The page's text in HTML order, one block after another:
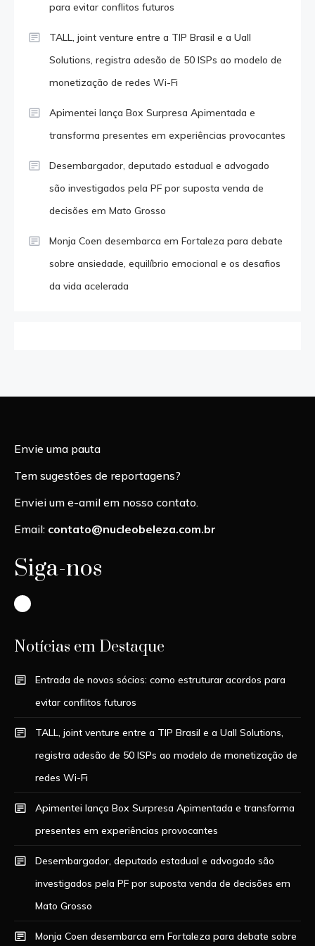
para evitar conflitos futuros
TALL, joint venture entre a TIP Brasil e a Uall
Solutions, registra adesão de 50 ISPs ao modelo de
monetização de redes Wi-Fi
Apimentei lança Box Surpresa Apimentada e
transforma presentes em experiências provocantes
Desembargador, deputado estadual e advogado
são investigados pela PF por suposta venda de
decisões em Mato Grosso
Monja Coen desembarca em Fortaleza para debate
sobre ansiedade, equilíbrio emocional e os desafios
da vida acelerada
Envie uma pauta
Tem sugestões de reportagens?
Enviei um e-amil em nosso contato.
Email: contato@nucleobeleza.com.br
Siga-nos
Instagram
Notícias em Destaque
Entrada de novos sócios: como estruturar acordos para
evitar conflitos futuros
TALL, joint venture entre a TIP Brasil e a Uall Solutions,
registra adesão de 50 ISPs ao modelo de monetização de
redes Wi-Fi
Apimentei lança Box Surpresa Apimentada e transforma
presentes em experiências provocantes
Desembargador, deputado estadual e advogado são
investigados pela PF por suposta venda de decisões em
Mato Grosso
Monja Coen desembarca em Fortaleza para debate sobre